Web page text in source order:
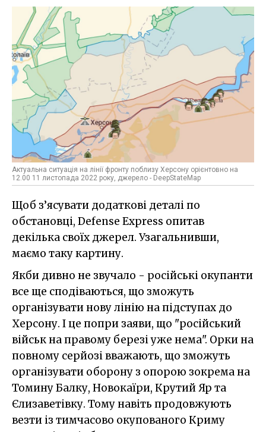
Актуальна ситуація на лінії фронту поблизу Херсону орієнтовно на
12.00 11 листопада 2022 року, джерело - DeepStateMap
Щоб з’ясувати додаткові деталі по
обстановці, Defense Express опитав
декілька своїх джерел. Узагальнивши,
маємо таку картину.
Якби дивно не звучало - російські окупанти
все ще сподіваються, що зможуть
організувати нову лінію на підступах до
Херсону. І це попри заяви, що "російський
військ на правому березі уже нема". Орки на
повному серйозі вважають, що зможуть
організувати оборону з опорою зокрема на
Томину Балку, Новокаїри, Крутий Яр та
Єлизаветівку. Тому навіть продовжують
везти із тимчасово окупованого Криму